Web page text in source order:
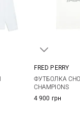
FRED PERRY
ФУТБОЛКА
CHAMPIONS
4 900 грн